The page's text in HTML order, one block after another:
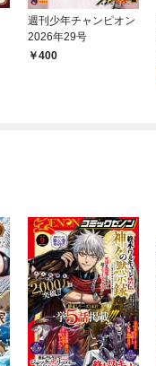
週刊少年チャンピオン
2026年29号
400